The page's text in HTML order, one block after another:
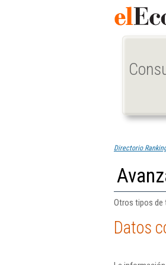
Directorio
Otros tipos de
Datos